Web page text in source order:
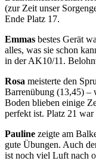
(zur Zeit unser
Ende Platz 17.
Emmas bestes Gerät
alles, was sie schon
in der AK10/11.
Rosa meisterte den
Barrenübung (13,45) –
Boden blieben einige
perfekt ist. Platz 21 war
Pauline zeigte am
gute Übungen. Auch
ist noch viel Luft nach